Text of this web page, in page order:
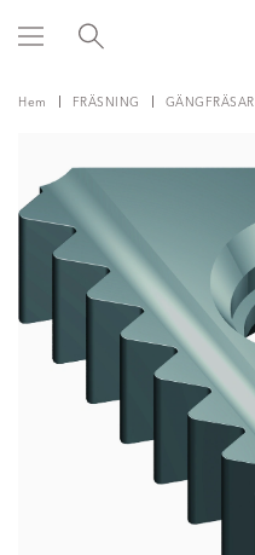
Hem FRÄSNING GÄNGFRÄSAR